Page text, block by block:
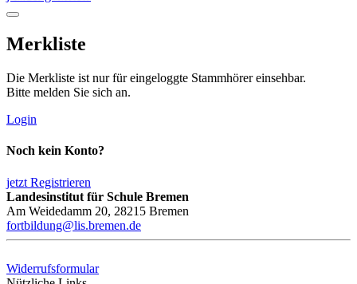
Merkliste
Die Merkliste ist nur für eingeloggte Stammhörer einsehbar.
Bitte melden Sie sich an.
Login
Noch kein Konto?
jetzt Registrieren
Landesinstitut für Schule Bremen
Am Weidedamm 20, 28215 Bremen
fortbildung@lis.bremen.de
Widerrufsformular